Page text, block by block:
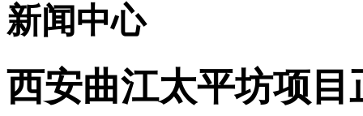
新闻中心
西安曲江太平坊项目